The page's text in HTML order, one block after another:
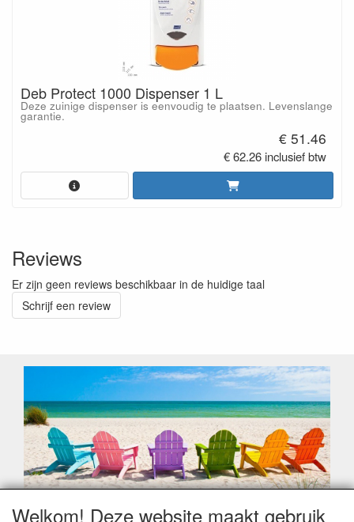
Deb Protect 1000 Dispenser 1 L
Deze zuinige dispenser is eenvoudig te plaatsen. Levenslange
garantie.
€ 51.46
€ 62.26 inclusief btw
Reviews
Er zijn geen reviews beschikbaar in de huidige taal
Schrijf een review
Welkom! Deze website maakt gebruik